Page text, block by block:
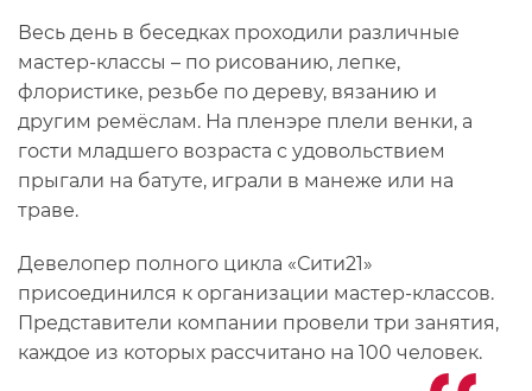
Весь день в беседках проходили различные
мастер-классы – по рисованию, лепке,
флористике, резьбе по дереву, вязанию и
другим ремёслам. На пленэре плели венки, а
гости младшего возраста с удовольствием
прыгали на батуте, играли в манеже или на
траве.
Девелопер полного цикла «Сити21»
присоединился к организации мастер-классов.
Представители компании провели три занятия,
каждое из которых рассчитано на 100 человек.